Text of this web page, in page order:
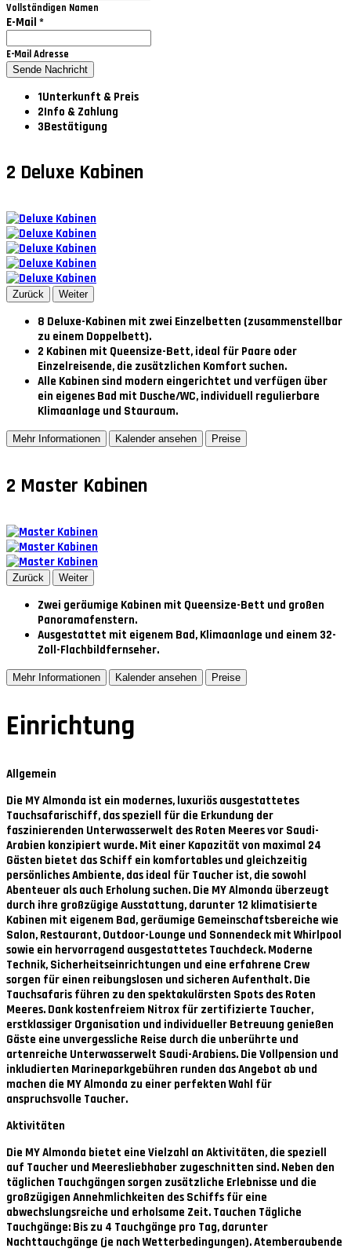
Vollständigen Namen
E-Mail *
E-Mail Adresse
Sende Nachricht
1Unterkunft & Preis
2Info & Zahlung
3Bestätigung
2 Deluxe Kabinen
Zurück Weiter
8 Deluxe-Kabinen mit zwei Einzelbetten (zusammenstellbar
zu einem Doppelbett).
2 Kabinen mit Queensize-Bett, ideal für Paare oder
Einzelreisende, die zusätzlichen Komfort suchen.
Alle Kabinen sind modern eingerichtet und verfügen über
ein eigenes Bad mit Dusche/WC, individuell regulierbare
Klimaanlage und Stauraum.
Mehr Informationen Kalender ansehen Preise
2 Master Kabinen
Zurück Weiter
Zwei geräumige Kabinen mit Queensize-Bett und großen
Panoramafenstern.
Ausgestattet mit eigenem Bad, Klimaanlage und einem 32-
Zoll-Flachbildfernseher.
Mehr Informationen Kalender ansehen Preise
Einrichtung
Allgemein
Die MY Almonda ist ein modernes, luxuriös ausgestattetes
Tauchsafarischiff, das speziell für die Erkundung der
faszinierenden Unterwasserwelt des Roten Meeres vor Saudi-
Arabien konzipiert wurde. Mit einer Kapazität von maximal 24
Gästen bietet das Schiff ein komfortables und gleichzeitig
persönliches Ambiente, das ideal für Taucher ist, die sowohl
Abenteuer als auch Erholung suchen. Die MY Almonda überzeugt
durch ihre großzügige Ausstattung, darunter 12 klimatisierte
Kabinen mit eigenem Bad, geräumige Gemeinschaftsbereiche wie
Salon, Restaurant, Outdoor-Lounge und Sonnendeck mit Whirlpool
sowie ein hervorragend ausgestattetes Tauchdeck. Moderne
Technik, Sicherheitseinrichtungen und eine erfahrene Crew
sorgen für einen reibungslosen und sicheren Aufenthalt. Die
Tauchsafaris führen zu den spektakulärsten Spots des Roten
Meeres. Dank kostenfreiem Nitrox für zertifizierte Taucher,
erstklassiger Organisation und individueller Betreuung genießen
Gäste eine unvergessliche Reise durch die unberührte und
artenreiche Unterwasserwelt Saudi-Arabiens. Die Vollpension und
inkludierten Marineparkgebühren runden das Angebot ab und
machen die MY Almonda zu einer perfekten Wahl für
anspruchsvolle Taucher.
Aktivitäten
Die MY Almonda bietet eine Vielzahl an Aktivitäten, die speziell
auf Taucher und Meeresliebhaber zugeschnitten sind. Neben den
täglichen Tauchgängen sorgen zusätzliche Erlebnisse und die
großzügigen Annehmlichkeiten des Schiffs für eine
abwechslungsreiche und erholsame Zeit. Tauchen Tägliche
Tauchgänge: Bis zu 4 Tauchgänge pro Tag, darunter
Nachttauchgänge (je nach Wetterbedingungen). Atemberaubende